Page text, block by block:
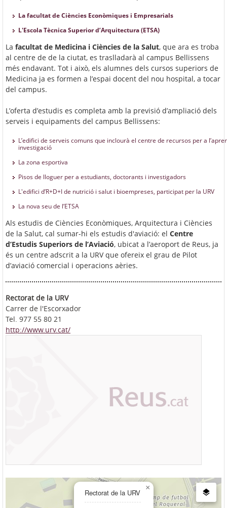
La facultat de Ciències Econòmiques i Empresarials
L'Escola Tècnica Superior d’Arquitectura (ETSA)
La facultat de Medicina i Ciències de la Salut, que ara es troba
al centre de de la ciutat, es traslladarà al campus Bellissens
més endavant. Tot i això, els alumnes dels cursos superiors de
Medicina ja es formen a l’espai docent del nou hospital, a tocar
del campus.
L’oferta d’estudis es completa amb la previsió d’ampliació dels
serveis i equipaments del campus Bellissens:
L’edifici de serveis comuns que inclourà el centre de recursos per a
investigació
La zona esportiva
Pisos de lloguer per a estudiants, doctorants i investigadors
L'edifici d’R+D+I de nutrició i salut i bioempreses, participat per la URV
La nova seu de l’ETSA
Als estudis de Ciències Econòmiques, Arquitectura i Ciències
de la Salut, cal sumar-hi els estudis d'aviació: el Centre
d’Estudis Superiors de l’Aviació, ubicat a l’aeroport de Reus, ja
és un centre adscrit a la URV que ofereix el grau de Pilot
d’aviació comercial i operacions aèries.
Rectorat de la URV
Carrer de l'Escorxador
Tel. 977 55 80 21
http://www.urv.cat/